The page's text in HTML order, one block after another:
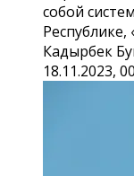
собой
Республике,
Кадырбек
18.11.2023,